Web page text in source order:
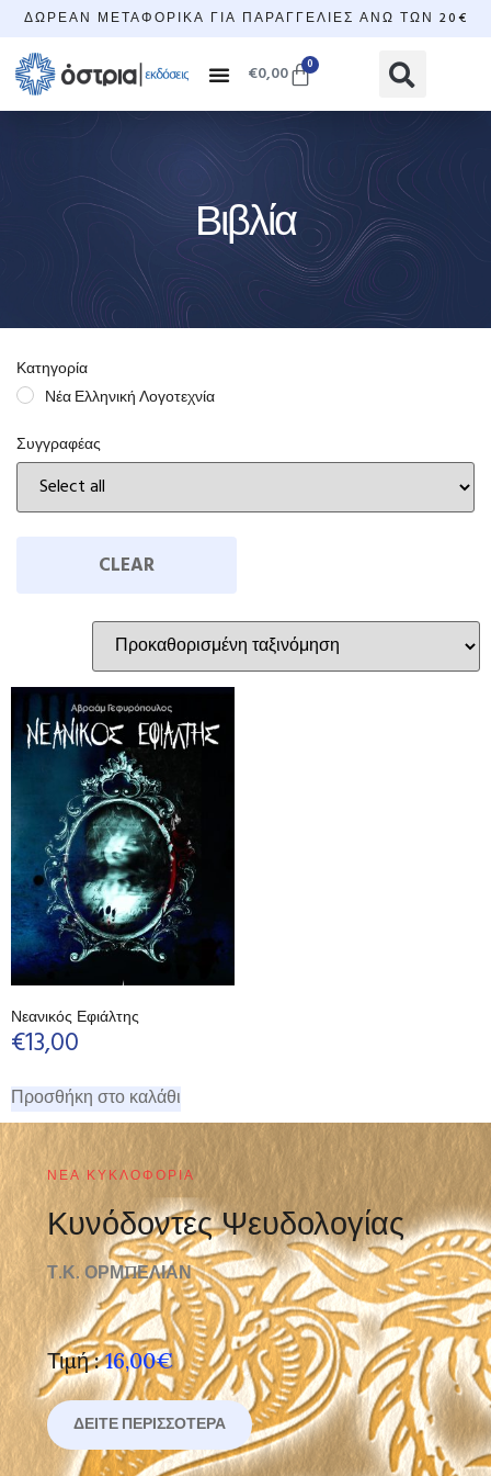
ΔΩΡΕΆΝ ΜΕΤΑΦΟΡΙΚΆ ΓΙΑ ΠΑΡΑΓΓΕΛΊΕΣ ΆΝΩ ΤΩΝ 20€
€0,00 0
Βιβλία
Κατηγορία
Νέα Ελληνική Λογοτεχνία
Συγγραφέας
CLEAR
Νεανικός Εφιάλτης
€13,00
Προσθήκη στο καλάθι
ΝΈΑ ΚΥΚΛΟΦΟΡΊΑ
Κυνόδοντες Ψευδολογίας
Τ.Κ. ΟΡΜΠΕΛΙΑΝ
Τιμή : 16,00€
ΔΕΊΤΕ ΠΕΡΙΣΣΌΤΕΡΑ